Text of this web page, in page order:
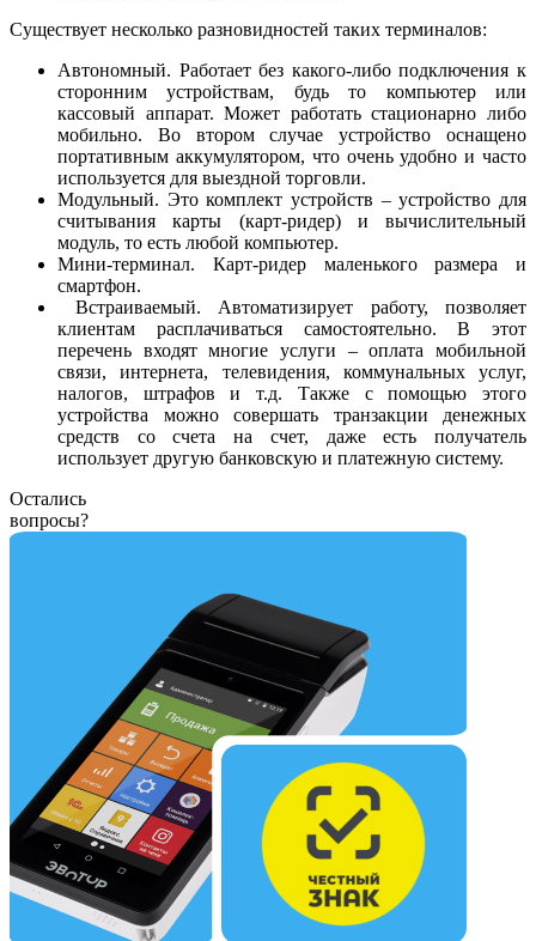
Существует несколько разновидностей таких терминалов:
Автономный. Работает без какого-либо подключения к
сторонним устройствам, будь то компьютер или
кассовый аппарат. Может работать стационарно либо
мобильно. Во втором случае устройство оснащено
портативным аккумулятором, что очень удобно и часто
используется для выездной торговли.
Модульный. Это комплект устройств – устройство для
считывания карты (карт-ридер) и вычислительный
модуль, то есть любой компьютер.
Мини-терминал. Карт-ридер маленького размера и
смартфон.
Встраиваемый. Автоматизирует работу, позволяет
клиентам расплачиваться самостоятельно. В этот
перечень входят многие услуги – оплата мобильной
связи, интернета, телевидения, коммунальных услуг,
налогов, штрафов и т.д. Также с помощью этого
устройства можно совершать транзакции денежных
средств со счета на счет, даже есть получатель
использует другую банковскую и платежную систему.
Остались
вопросы?